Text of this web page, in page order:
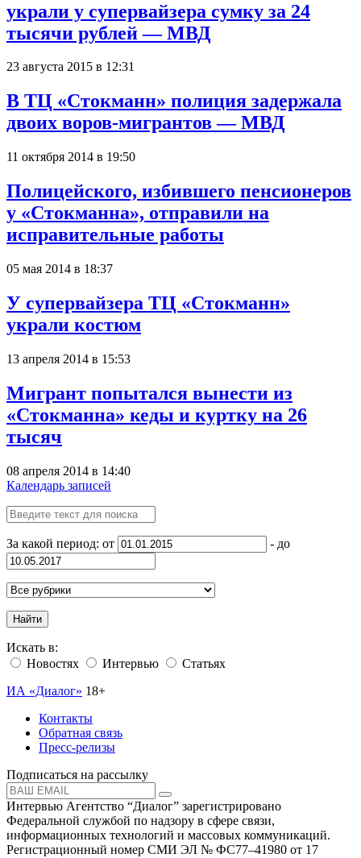
украли у супервайзера сумку за 24
тысячи рублей — МВД
23 августа 2015 в 12:31
В ТЦ «Стокманн» полиция задержала
двоих воров-мигрантов — МВД
11 октября 2014 в 19:50
Полицейского, избившего пенсионеров
у «Стокманна», отправили на
исправительные работы
05 мая 2014 в 18:37
У супервайзера ТЦ «Стокманн»
украли костюм
13 апреля 2014 в 15:53
Мигрант попытался вынести из
«Стокманна» кеды и куртку на 26
тысяч
08 апреля 2014 в 14:40
Календарь записей
За какой период: от - до
Найти
Искать в:
Новостях
Интервью
Статьях
ИА «Диалог» 18+
Контакты
Обратная связь
Пресс-релизы
Подписаться на рассылку
Интервью Агентство “Диалог” зарегистрировано
Федеральной службой по надзору в сфере связи,
информационных технологий и массовых коммуникаций.
Регистрационный номер СМИ ЭЛ № ФС77–41980 от 17